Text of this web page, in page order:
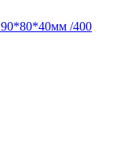
/400